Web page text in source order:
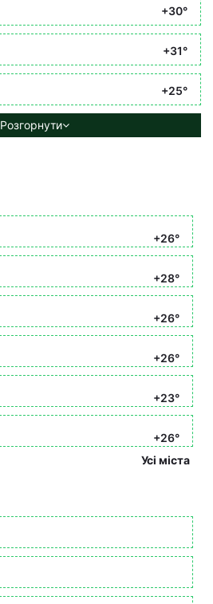
+30°
+31°
+25°
Розгорнути
+26°
+28°
+26°
+26°
+23°
+26°
Усі міста